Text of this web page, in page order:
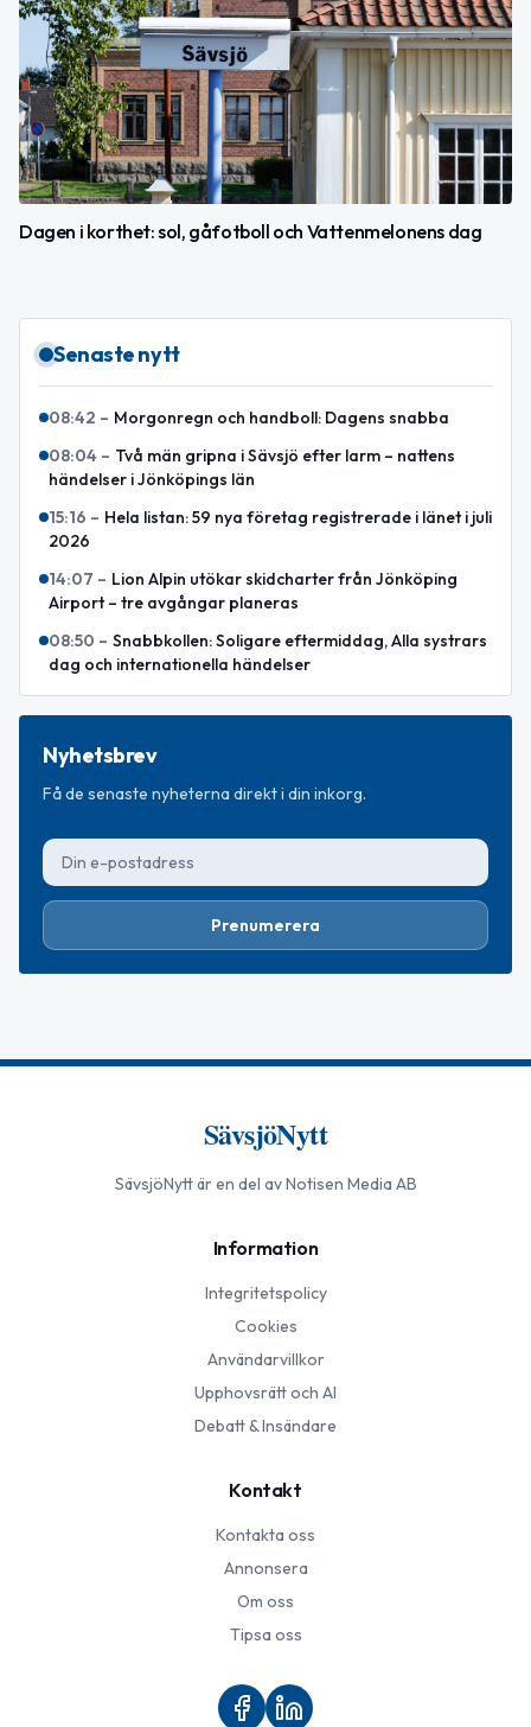
Dagen i korthet: sol, gåfotboll och Vattenmelonens dag
Senaste nytt
08:42 – Morgonregn och handboll: Dagens snabba
08:04 – Två män gripna i Sävsjö efter larm – nattens
händelser i Jönköpings län
15:16 – Hela listan: 59 nya företag registrerade i länet i juli
2026
14:07 – Lion Alpin utökar skidcharter från Jönköping
Airport – tre avgångar planeras
08:50 – Snabbkollen: Soligare eftermiddag, Alla systrars
dag och internationella händelser
Nyhetsbrev
Få de senaste nyheterna direkt i din inkorg.
Prenumerera
SävsjöNytt
SävsjöNyttär en del av Notisen Media AB
Information
Integritetspolicy
Cookies
Användarvillkor
Upphovsrätt och AI
Debatt & Insändare
Kontakt
Kontakta oss
Annonsera
Om oss
Tipsa oss